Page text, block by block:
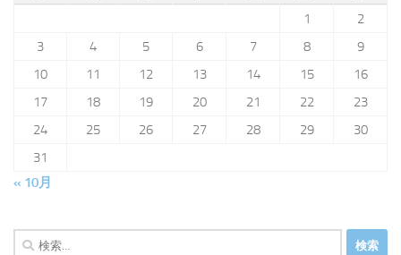
1
2
3
4 5 6 7 8
9
10
11 12 13 14 15
16
17
18 19 20 21 22
23
24
25 26 27 28 29
30
31
« 10月
検